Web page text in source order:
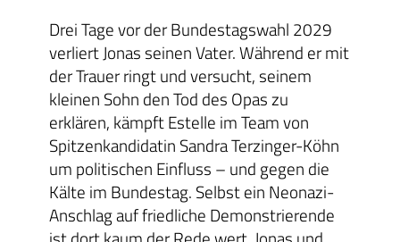
Drei Tage vor der Bundestagswahl 2029
verliert Jonas seinen Vater. Während er mit
der Trauer ringt und versucht, seinem
kleinen Sohn den Tod des Opas zu
erklären, kämpft Estelle im Team von
Spitzenkandidatin Sandra Terzinger-Köhn
um politischen Einfluss – und gegen die
Kälte im Bundestag. Selbst ein Neonazi-
Anschlag auf friedliche Demonstrierende